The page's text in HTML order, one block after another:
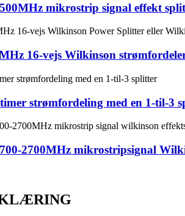
mikrostrip signal effekt
16-vejs Wilkinson
strømfordeling med en 1-til-3
2700MHz mikrostripsignal